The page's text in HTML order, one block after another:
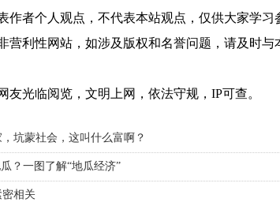
作者个人观点，不代表本站观点，仅供大家学习
营利性网站，如涉及版权和名誉问题，请及时
友光临阅览，文明上网，依法守规，IP可查。
坑蒙社会，这叫什么富啊？
？一图了解“地瓜经济”
相关